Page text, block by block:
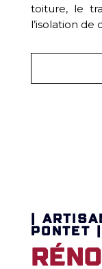
toiture, le
l’isolation de
|
PONTET |